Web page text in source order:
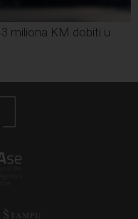
miliona KM dobiti u